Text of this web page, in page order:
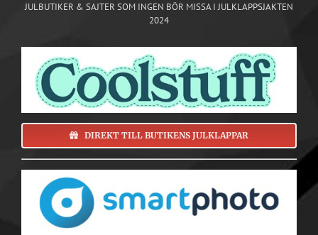
JULBUTIKER & SAJTER SOM INGEN BÖR MISSA I JULKLAPPSJAKTEN
2024
DIREKT TILL BUTIKENS JULKLAPPAR